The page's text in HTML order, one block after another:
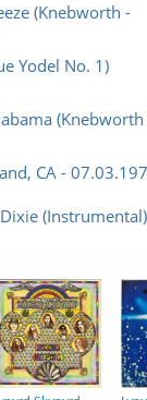
(Knebworth -
Yodel No. 1)
(Knebworth
CA -
(Instrumental)